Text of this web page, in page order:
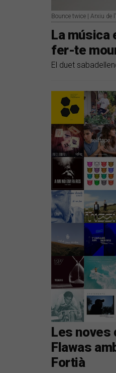
Bounce twice | Arxiu de
La música
fer-te
El duet
Les noves
Flawas
Fortià